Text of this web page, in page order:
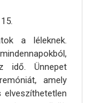
a léleknek.
idő. Ünnepet
amely
elveszíthetetlen